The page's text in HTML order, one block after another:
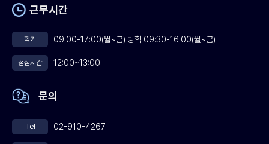
근무시간
학기 09:00-17:00(월~금) 방학 09:30-16:00(월~금)
점심시간 12:00~13:00
문의
Tel 02-910-4267